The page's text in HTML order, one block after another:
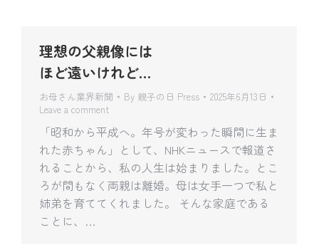
理想の父親像には
ほど遠いけれど…
お母さん業界新聞 By 親子の日 Press
2025年6月13日
Leave a comment
「昭和から平成へ。年号が変わった瞬間に生ま
れた赤ちゃん」として、NHKニュースで報道さ
れることから、私の人生は始まりました。とこ
ろが間もなく両親は離婚。母は女手一つで私と
姉弟を育ててくれました。 そんな家庭である
ことに、…